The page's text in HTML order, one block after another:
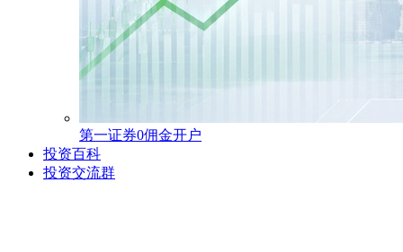
第一证券0佣金开户
投资百科
投资交流群